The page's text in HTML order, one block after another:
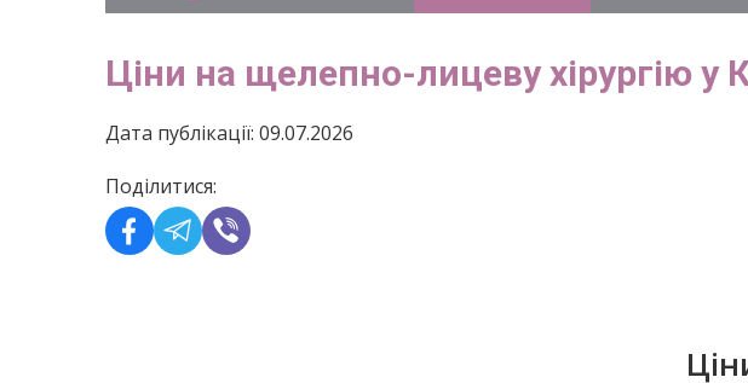
Ціни на щелепно-лицеву хірургію у
Дата публікації: 09.07.2026
Поділитися: